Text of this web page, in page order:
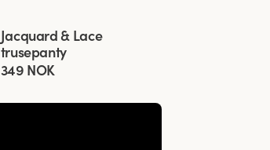
Viewing image 1 of 3
4 for 3
Jacquard & Lace
trusepanty
349 NOK